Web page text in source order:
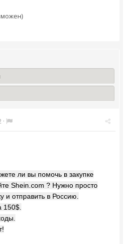
·
ли вы помочь в закупке
Shein.com ? Нужно просто
и отправить в Россию.
150$.